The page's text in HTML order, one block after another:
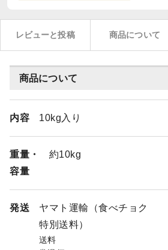
レビューと投稿 商品について
商品について
内容 10kg入り
重量・
容量
約10kg
発送
ヤマト運輸（食べチョク
特別送料）
送料